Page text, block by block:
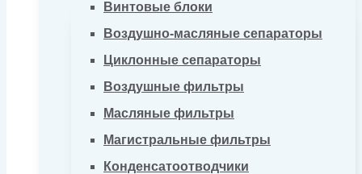
Винтовые блоки
Воздушно-масляные сепараторы
Циклонные сепараторы
Воздушные фильтры
Масляные фильтры
Магистральные фильтры
Конденсатоотводчики